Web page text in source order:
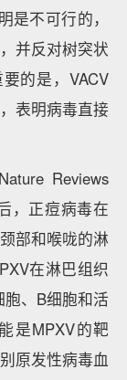
是不可行的，
并反对树突状
的是，VACV
表明病毒直接
Reviews
，正痘病毒在
部和喉咙的淋
在淋巴组织
、B细胞和活
是MPXV的靶
原发性病毒血